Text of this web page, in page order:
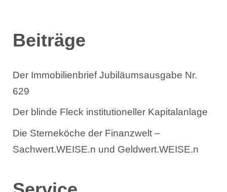
Beiträge
Der Immobilienbrief Jubiläumsausgabe Nr.
629
Der blinde Fleck institutioneller Kapitalanlage
Die Sterneköche der Finanzwelt –
Sachwert.WEISE.n und Geldwert.WEISE.n